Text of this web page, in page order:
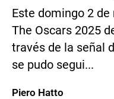
Este domingo 2
The Oscars 2025
través de la señal
se pudo segui...
Piero Hatto